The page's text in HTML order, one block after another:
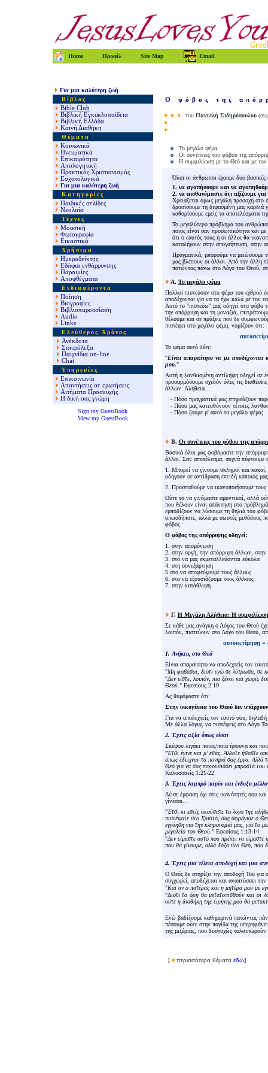
Home Προφίλ Site Map Email
Για μια καλύτερη ζωή
Βίβλος
Bible Club
Βιβλική Εγκυκλοπαίδεια
Βιβλική Ελλάδα
Καινή Διαθήκη
Θέματα
Κοινωνικά
Πνευματικά
Επικαιρότητα
Απολογητική
Πρακτικός Χριστιανισμός
Εσχατολογικά
Για μια καλύτερη ζωή
Κατηγορίες
Παιδικές σελίδες
Νεολαία
Τέχνες
Μουσική
Φωτογραφία
Εικαστικά
Χρήσιμα
Ημεροδείκτης
Εδάφια ενθάρρυνσης
Παροιμίες
Αποφθέγματα
Ενδιαφέροντα
Ποίηση
Βιογραφίες
Βιβλιοπαρουσίαση
Audio
Links
Ελεύθερος Χρόνος
Ανέκδοτα
Σταυρόλεξα
Παιχνίδια on-line
Chat
Υπηρεσίες
Επικοινωνία
Απαντήσεις σε ερωτήσεις
Αιτήματα Προσευχής
Η δική σας γνώμη
Sign my GuestBook
View my GuestBook
Ο φόβος της
του Παντελή Σιδηρόπουλου
Το μεγάλο ψέμα
Οι συνέπειες του φόβου της
Η συμφιλίωση με το Θεό και με τον
Όλοι οι άνθρωποι έχουμε δυο βασικές
1. να αγαπήσουμε και να
2. να αισθανόμαστε ότι αξίζουμε
Χρειάζεται όμως μεγάλη προσοχή στο
δροσίσουμε τη διψασμένη μας καρδιά
καθορίσουμε εμείς τα αποτελέσματα
Το μεγαλύτερο πρόβλημα του
ποιος είναι σαν προσωπικότητα και
ότι ο εαυτός τους ή οι άλλοι θα
καταλήγουν στην απογοήτευση, στην
Πραγματικά, μπορούμε να μειώσουμε
μας βλέπουν οι άλλοι. Από την άλλη
πατώντας πάνω στο Λόγο του Θεού,
Α. Το μεγάλο ψέμα
Πολλοί πιστεύουν στο ψέμα του εχθρού
αποδέχονται για να τα έχω καλά με τον
Αυτό το "πιστεύω" μας οδηγεί στο φόβο
την απόρριψη και τη μοναξιά,
θέλουμε και σε πράξεις που δε
πιστέψει στο μεγάλο ψέμα, νομίζουν ότι:
Το ψέμα αυτό λέει:
"Είναι απαραίτητο να με
μου."
Αυτή η λανθασμένη αντίληψη οδηγεί σε
προσαρμόσουμε σχεδόν όλες τις
άλλων. Αλήθεια...
- Πόσο πραγματικά μας επηρεάζουν
- Πόσο μας κατευθύνουν τέτοιες
- Πόσο ζούμε μ' αυτό το μεγάλο ψέμα;
Β. Οι συνέπειεςτου φόβου της
Βασικά όλοι μας φοβόμαστε την
άλλοι. Σαν αποτέλεσμα, συχνά πέφτουμε
1. Μπορεί να γίνουμε σκληροί και
οδηγούν σε αντίδραση επειδή κάποιος
2. Προσπαθούμε να ικανοποιήσουμε τους
Ούτε το να γινόμαστε αμυντικοί, αλλά
που θέλουν είναι απάντηση στο
εμποδίζουν να λύσουμε τη θηλιά του
οπωσδήποτε, αλλά με σωστές μεθόδους
φόβος.
Ο φόβος της απόρριψης οδηγεί:
1. στην απομόνωση
2. στην οργή, την απόρριψηάλλων, στην
3. στο να μας εκμεταλλεύονται εύκολα
4. στη συνεξάρτηση
5 στο να αποφεύγουμετους άλλους
6. στο να εξουσιάζουμετους άλλους
7. στην κατάθλιψη
Γ. Η Μεγάλη Αλήθεια: Η
Σε κάθε μας ανάγκη ο Λόγος του Θεού
λοιπόν, πιστεύουν στο Λόγο του Θεού,
αυτοεκτίμηση =
1. Ανήκεις στο Θεό
Είναι απαραίτητο να αποδεχτείς τον
"Μη φοβάσαι, διότι εγώ σε λύτρωσα, σε
"Δεν είστε, λοιπόν, πια ξένοι και χωρίς
Θεού. " Εφεσίους 2:19
Ας θυμόμαστε ότι:
Στην οικογένεια του Θεού δεν
Για να αποδεχτείς τον εαυτό σου,
Με άλλα λόγια, να πιστέψεις στο Λόγο
2. Έχεις αξία όπως είσαι
Σκέψου λιγάκι ποιος/ποια ήσουνα και
"Έτσι έγινε και μ’ εσάς. Άλλοτε ήσαστε
όπως έδειχναν τα πονηρά σας έργα. Αλλά
Θεό για να σας παρουσιάσει μπροστά του
Κολοσσαείς 1:21-22
3. Έχεις λαμπρό παρόν και ένδοξο
Δώσε έμφαση όχι στις ικανότητές σου
γίνεσαι...
"Έτσι κι εσείς ακούσατε το λόγο της
πιστέψατε στο Χριστό, σας σφράγισε ο
εγγύηση για την κληρονομιά μας, για το
μεγαλείο του Θεού. " Εφεσίους 1:13-14
"Δεν είμαστε αυτό που πρέπει να είμαστε
που θα γίνουμε, αλλά δόξα στο Θεό, που
4. Έχεις μια τέλεια αποδοχή και μια
Ο Θεός δε στηρίζει την αποδοχή Του
συγχωρεί, αποδέχεται και αναπτύσσει
"Και αν ο πατέρας και η μητέρα μου με
"Διότι τα όρη θα μετατοπισθούν και οι
ούτε η διαθήκη της ειρήνης μου θα
Ενώ βαδίζουμε καθημερινά πατώντας
πέσουμε ούτε στην παγίδα της
της μιζέριας, που δυστυχώς
[ περισσότερα θέματα εδώ]